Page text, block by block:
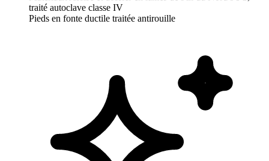
traité autoclave classe IV
Pieds en fonte ductile traitée antirouille